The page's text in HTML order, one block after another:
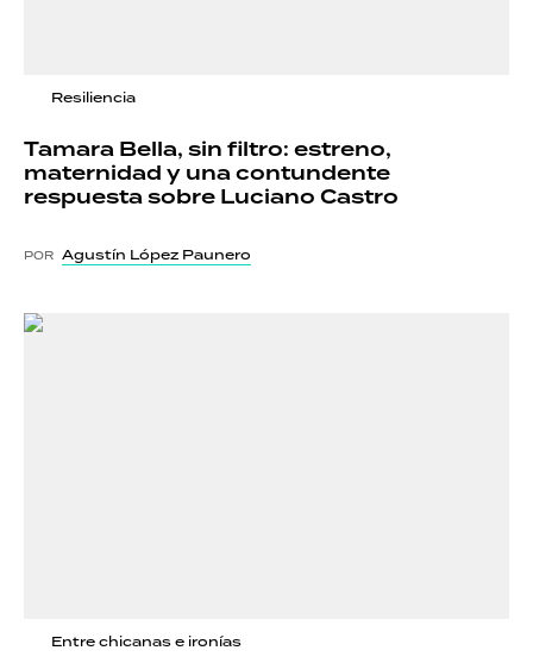
Resiliencia
Tamara Bella, sin filtro: estreno,
maternidad y una contundente
respuesta sobre Luciano Castro
POR Agustín López Paunero
Entre chicanas e ironías